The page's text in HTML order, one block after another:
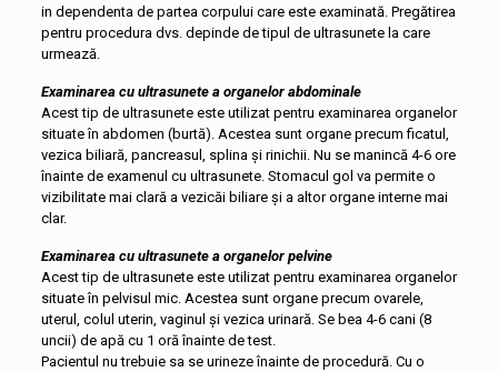
in dependenta de partea corpului care este examinată. Pregătirea
pentru procedura dvs. depinde de tipul de ultrasunete la care
urmează.
Examinarea cu ultrasunete a organelor abdominale
Acest tip de ultrasunete este utilizat pentru examinarea organelor
situate în abdomen (burtă). Acestea sunt organe precum ficatul,
vezica biliară, pancreasul, splina și rinichii. Nu se manincă 4-6 ore
înainte de examenul cu ultrasunete. Stomacul gol va permite o
vizibilitate mai clară a vezicăi biliare și a altor organe interne mai
clar.
Examinarea cu ultrasunete a organelor pelvine
Acest tip de ultrasunete este utilizat pentru examinarea organelor
situate în pelvisul mic. Acestea sunt organe precum ovarele,
uterul, colul uterin, vaginul și vezica urinară. Se bea 4-6 cani (8
uncii) de apă cu 1 oră înainte de test.
Pacientul nu trebuie sa se urineze înainte de procedură. Cu o